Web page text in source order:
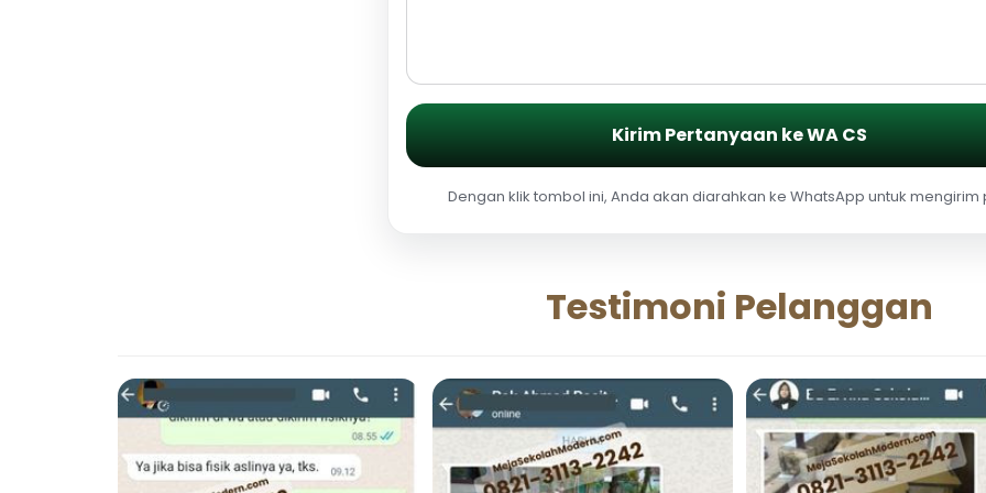
Kirim Pertanyaan ke WA CS
Dengan klik tombol ini, Anda akan diarahkan ke WhatsApp untuk mengirim
Testimoni Pelanggan